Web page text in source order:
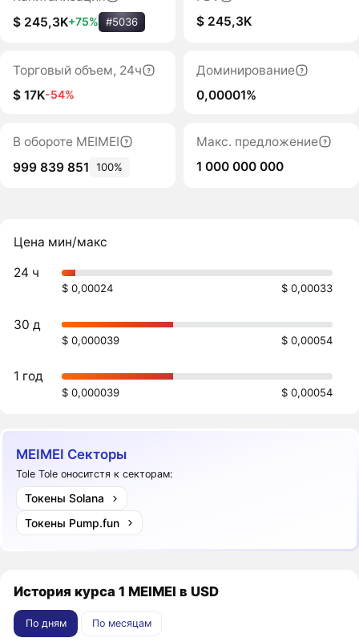
$ 245,3K+75% #5036
$ 245,3K
Торговый объем, 24ч
$ 17K-54%
Доминирование
0,00001%
В обороте MEIMEI
999 839 851
100%
Макс. предложение
1 000 000 000
Цена мин/макс
24 ч
$ 0,00024 $ 0,00033
30 д
$ 0,000039 $ 0,00054
1 год
$ 0,000039 $ 0,00054
MEIMEI Секторы
Tole Tole оноситстя к секторам:
Токены Solana
Токены Pump.fun
История курса 1 MEIMEI в USD
По дням По месяцам